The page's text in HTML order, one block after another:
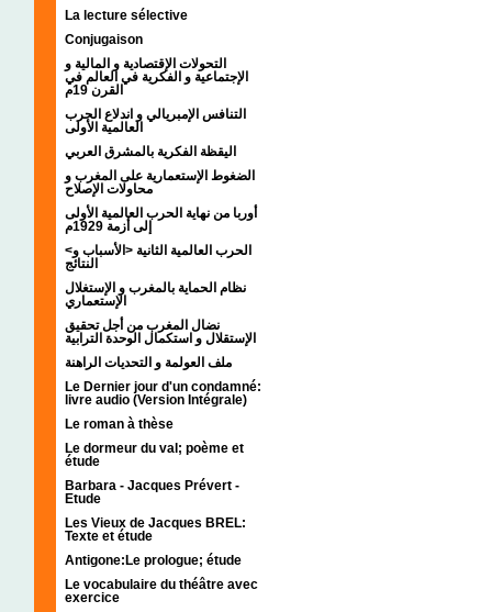
La lecture sélective
Conjugaison
التحولات الإقتصادية و المالية و
الإجتماعية و الفكرية في العالم في
القرن 19م
التنافس الإمبريالي و اندلاع الحرب
العالمية الأولى
اليقظة الفكرية بالمشرق العربي
الضغوط الإستعمارية على المغرب و
محاولات الإصلاح
أوربا من نهاية الحرب العالمية الأولى
إلى أزمة 1929م
<الحرب العالمية الثانية <الأسباب و
النتائج
نظام الحماية بالمغرب و الإستغلال
الإستعماري
نضال المغرب من أجل تحقيق
الإستقلال و استكمال الوحدة الترابية
ملف العولمة و التحديات الراهنة
Le Dernier jour d'un condamné:
livre audio (Version Intégrale)
Le roman à thèse
Le dormeur du val; poème et
étude
Barbara - Jacques Prévert -
Etude
Les Vieux de Jacques BREL:
Texte et étude
Antigone:Le prologue; étude
Le vocabulaire du théâtre avec
exercice